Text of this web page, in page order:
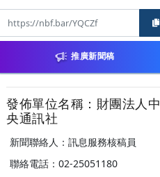
推廣新聞稿
發佈單位名稱：財團法人中
央通訊社
新聞聯絡人：訊息服務核稿員
聯絡電話：02-25051180